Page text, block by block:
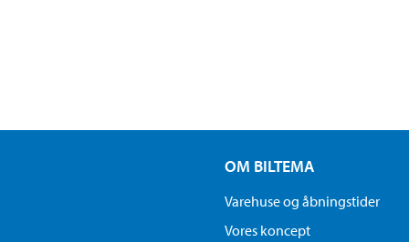
OM BILTEMA
Varehuse og åbningstider
Vores koncept